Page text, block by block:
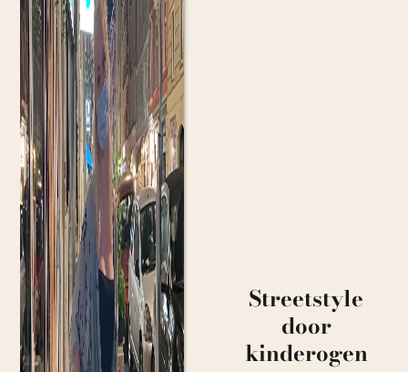
Streetstyle
door
kinderogen